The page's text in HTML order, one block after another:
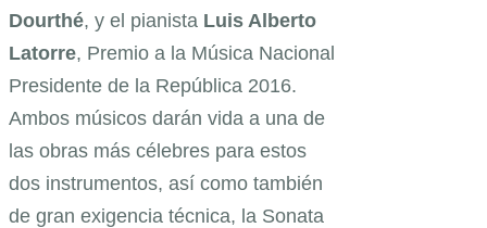
Dourthé, y el pianista Luis Alberto
Latorre, Premio a la Música Nacional
Presidente de la República 2016.
Ambos músicos darán vida a una de
las obras más célebres para estos
dos instrumentos, así como también
de gran exigencia técnica, la Sonata